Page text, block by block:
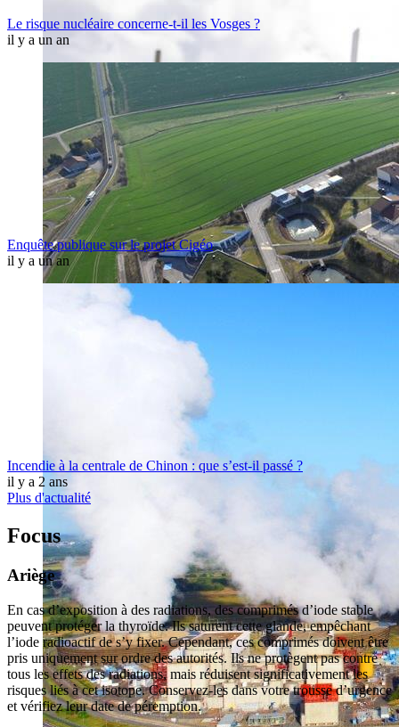
Le risque nucléaire concerne-t-il les Vosges ?
il y a un an
Enquête publique sur le projet Cigéo
il y a un an
Incendie à la centrale de Chinon : que s’est-il passé ?
il y a 2 ans
Plus d'actualité
Focus
Ariège
En cas d’exposition à des radiations, des comprimés d’iode stable
peuvent protéger la thyroïde. Ils saturent cette glande, empêchant
l’iode radioactif de s’y fixer. Cependant, ces comprimés doivent être
pris uniquement sur ordre des autorités. Ils ne protègent pas contre
tous les effets des radiations, mais réduisent significativement les
risques liés à cet isotope. Conservez-les dans votre trousse d’urgence
et vérifiez leur date de péremption.